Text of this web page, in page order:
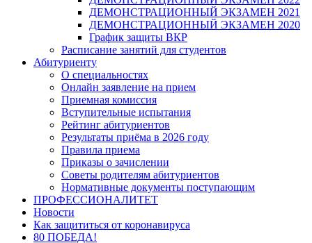
ДЕМОНСТРАЦИОННЫЙ ЭКЗАМЕН 2021
ДЕМОНСТРАЦИОННЫЙ ЭКЗАМЕН 2020
График защиты ВКР
Расписание занятий для студентов
Абитуриенту
О специальностях
Онлайн заявление на прием
Приемная комиссия
Вступительные испытания
Рейтинг абитуриентов
Результаты приёма в 2026 году
Правила приема
Приказы о зачислении
Советы родителям абитуриентов
Нормативные документы поступающим
ПРОФЕССИОНАЛИТЕТ
Новости
Как защититься от коронавируса
80 ПОБЕДА!